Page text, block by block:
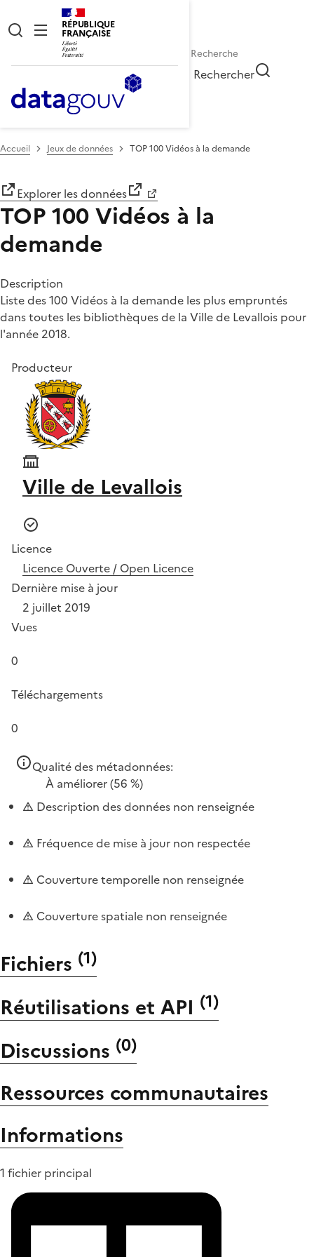
RÉPUBLIQUE
FRANÇAISE
Rechercher
Accueil Jeux de données TOP 100 Vidéos à la demande
Explorer les données
TOP 100 Vidéos à la
demande
Description
Liste des 100 Vidéos à la demande les plus empruntés
dans toutes les bibliothèques de la Ville de Levallois pour
l'année 2018.
Producteur
Ville de Levallois
Licence
Licence Ouverte / Open Licence
Dernière mise à jour
2 juillet 2019
Vues
0
Téléchargements
0
Qualité des métadonnées:
À améliorer(56 %)
Description des données non renseignée
Fréquence de mise à jour non respectée
Couverture temporelle non renseignée
Couverture spatiale non renseignée
Fichiers (1)
Réutilisations et API (1)
Discussions (0)
Ressources communautaires
Informations
1 fichier principal